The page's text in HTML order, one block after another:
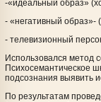
-«идеальный образ»
- «негативный образ»-
- телевизионный
Использовался метод
Психосемантическое
подсознания выявить
По результатам